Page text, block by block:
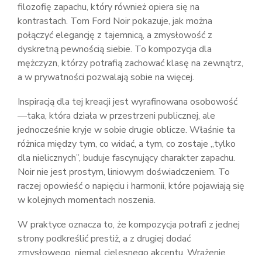
filozofię zapachu, który również opiera się na
kontrastach. Tom Ford Noir pokazuje, jak można
połączyć elegancję z tajemnicą, a zmysłowość z
dyskretną pewnością siebie. To kompozycja dla
mężczyzn, którzy potrafią zachować klasę na zewnątrz,
a w prywatności pozwalają sobie na więcej.
Inspiracją dla tej kreacji jest wyrafinowana osobowość
—taka, która działa w przestrzeni publicznej, ale
jednocześnie kryje w sobie drugie oblicze. Właśnie ta
różnica między tym, co widać, a tym, co zostaje „tylko
dla nielicznych”, buduje fascynujący charakter zapachu.
Noir nie jest prostym, liniowym doświadczeniem. To
raczej opowieść o napięciu i harmonii, które pojawiają się
w kolejnych momentach noszenia.
W praktyce oznacza to, że kompozycja potrafi z jednej
strony podkreślić prestiż, a z drugiej dodać